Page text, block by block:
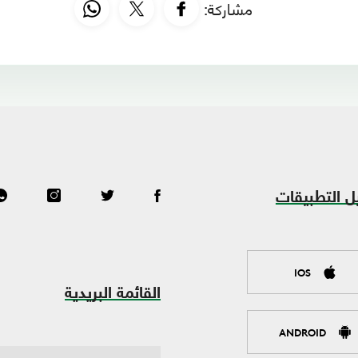
مشاركة:
التطبيقات
IOS
ANDROID
القائمة البريدية